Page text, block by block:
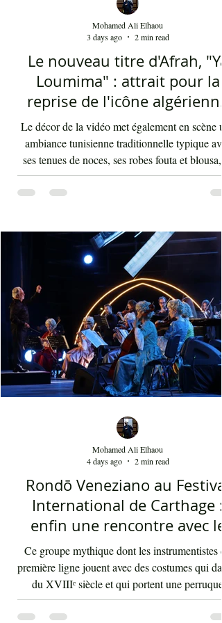
Le nouveau titre d'Afrah, "Ya
Loumima" : attrait pour la
reprise de l'icône algérienne
Rabah Driassa
Le décor de la vidéo met également en scène
ambiance tunisienne traditionnelle typique
de beauté, ainsi que la foule attirée et entraînée
cette célébration, comprenant notamment les
youyous, les larmes de bonheur et les
applaudissements sincères. "Ya Loumima"
sans doute, à capturer toute l'ambivalence de
moment précieux grâce à une performance
Mohamed Ali Elhaou
3 days ago
2 min read
Rondō Veneziano au Festival
International de Carthage :
enfin une rencontre avec le
public tunisien
Ce groupe mythique dont les instrumentistes
première ligne jouent avec des costumes qui
Mohamed Ali Elhaou
4 days ago
2 min read